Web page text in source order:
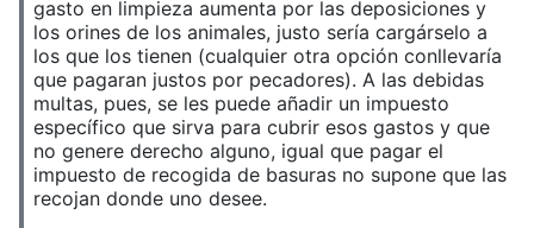
gasto en limpieza aumenta por las deposiciones y
los orines de los animales, justo sería cargárselo a
los que los tienen (cualquier otra opción conllevaría
que pagaran justos por pecadores). A las debidas
multas, pues, se les puede añadir un impuesto
específico que sirva para cubrir esos gastos y que
no genere derecho alguno, igual que pagar el
impuesto de recogida de basuras no supone que las
recojan donde uno desee.